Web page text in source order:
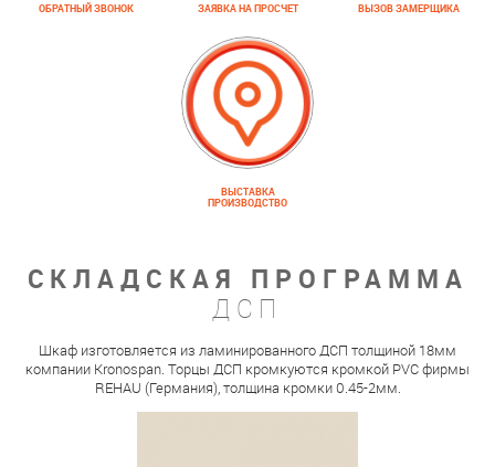
ОБРАТНЫЙ ЗВОНОК ЗАЯВКА НА ПРОСЧЕТ ВЫЗОВ ЗАМЕРЩИКА
ВЫСТАВКА
ПРОИЗВОДСТВО
СКЛАДСКАЯ ПРОГРАММА
ДСП
Шкаф изготовляется из ламинированного ДСП толщиной 18мм
компании Kronospan. Торцы ДСП кромкуются кромкой PVC фирмы
REHAU (Германия), толщина кромки 0.45-2мм.